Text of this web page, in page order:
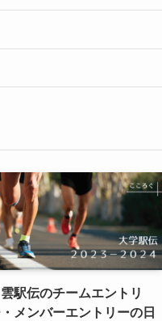
駅伝のチームエントリ
メンバーエントリーの日